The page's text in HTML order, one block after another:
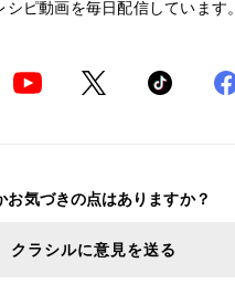
シピ動画を毎日配信しています。
お気づきの点はありますか？
クラシルに意見を送る